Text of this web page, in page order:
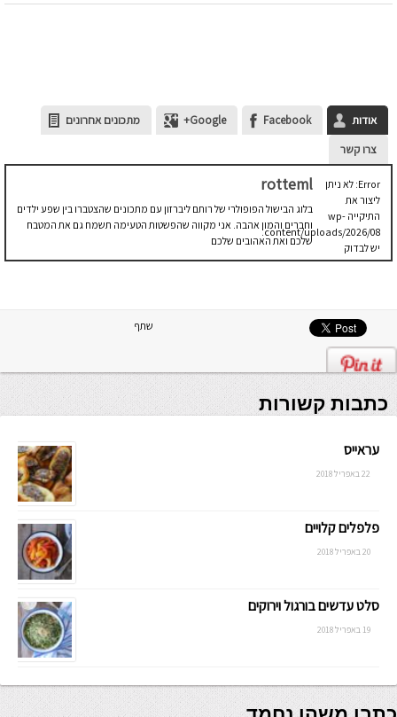
אודות Facebook
Google+
מתכונים אחרונים
צרו קשר
Error: לא ניתן
ליצור את
התיקייה wp-
content/uploads/2026/08.
יש לבדוק
שתיקיית האב
rotteml
בלוג הבישול הפופולרי של רותם ליברזון עם מתכונים שהצטברו בין שפע ילדים
וחברים והמון אהבה. אני מקווה שהפשטות הטעימה תשמח גם את המטבח
שלכם ואת האהובים שלכם
שתף
כתבות קשורות
עראייס
22 באפריל 2018
פלפלים קלויים
20 באפריל 2018
סלט עדשים בורגול וירוקים
19 באפריל 2018